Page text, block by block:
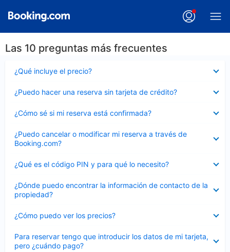
Las 10 preguntas más frecuentes
¿Qué incluye el precio?
cerrado
¿Puedo hacer una reserva sin tarjeta de crédito?
cerrado
¿Cómo sé si mi reserva está confirmada?
cerrado
¿Puedo cancelar o modificar mi reserva a través de
Booking.com?
cerrado
¿Qué es el código PIN y para qué lo necesito?
cerrado
¿Dónde puedo encontrar la información de contacto de la
propiedad?
cerrado
¿Cómo puedo ver los precios?
cerrado
Para reservar tengo que introducir los datos de mi tarjeta,
pero ¿cuándo pago?
cerrado